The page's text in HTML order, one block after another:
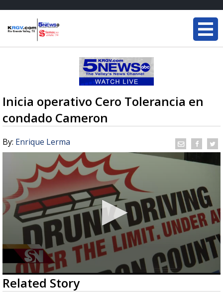
Inicia operativo Cero Tolerancia en
condado Cameron
By: Enrique Lerma
0
seconds
of
Related Story